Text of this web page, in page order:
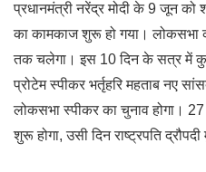
प्रधानमंत्री नरेंद्र मोदी के 9 जून
का कामकाज शुरू हो गया।
तक चलेगा। इस 10 दिन के सत्र में
प्रोटेम स्पीकर भर्तृहरि महताब नए
लोकसभा स्पीकर का चुनाव होगा।
शुरू होगा, उसी दिन राष्ट्रपति